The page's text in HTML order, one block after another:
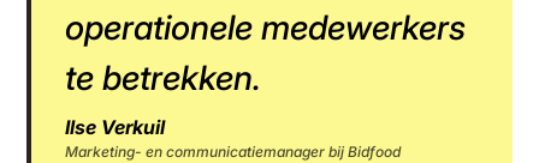
operationele medewerkers
te betrekken.
Ilse Verkuil
Marketing- en communicatiemanager bij Bidfood